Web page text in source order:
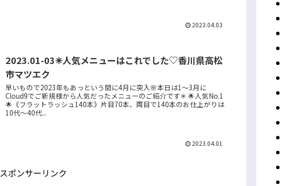
2023.04.03
2023.01-03✳︎人気メニューはこれでした♡香川県高松
市マツエク
早いもので2023年もあっという間に4月に突入🌸本日は1〜3月に
Cloud9でご新規様から人気だったメニューのご紹介です✳︎ 🌟人気No.1
🌟《フラットラッシュ140本》片目70本、両目で140本のお仕上がりは
10代〜40代...
2023.04.01
スポンサーリンク